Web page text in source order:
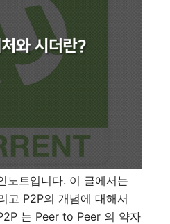
노트입니다. 이 글에서는
고 P2P의 개념에 대해서
는 Peer to Peer 의 약자